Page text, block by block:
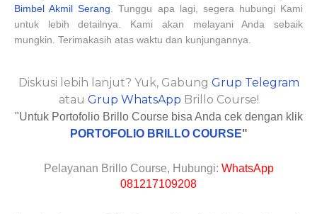
Bimbel Akmil Serang . Tunggu apa lagi, segera hubungi Kami
untuk lebih detailnya. Kami akan melayani Anda sebaik
mungkin. Terimakasih atas waktu dan kunjungannya.
Diskusi lebih lanjut? Yuk, Gabung Grup Telegram
atau Grup WhatsApp Brillo Course!
"Untuk Portofolio Brillo Course bisa Anda cek dengan klik
PORTOFOLIO BRILLO COURSE"
Pelayanan Brillo Course, Hubungi: WhatsApp
081217109208